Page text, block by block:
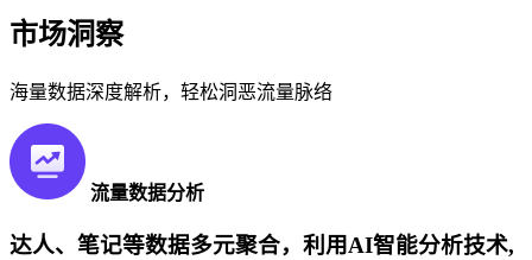
市场洞察
海量数据深度解析，轻松洞恶流量脉络
流量数据分析
达人、笔记等数据多元聚合，利用AI智能分析技术,